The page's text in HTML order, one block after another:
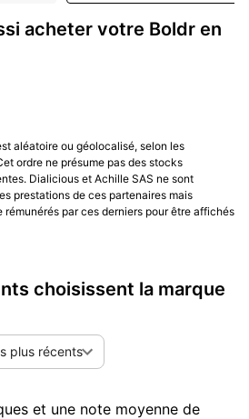
acheter votre Boldr en
aléatoire ou géolocalisé, selon les
ordre ne présume pas des stocks
Dialicious et Achille SAS ne sont
prestations de ces partenaires mais
par ces derniers pour être affichés
choisissent la marque
plus récents
et une note moyenne de